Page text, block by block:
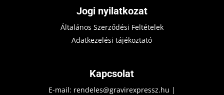
Jogi nyilatkozat
Általános Szerződési Feltételek
Adatkezelési tájékoztató
Kapcsolat
E-mail: rendeles@gravirexpressz.hu |